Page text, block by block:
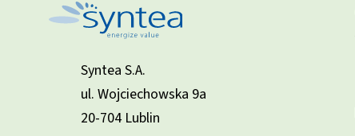
Syntea S.A.
ul. Wojciechowska 9a
20-704 Lublin